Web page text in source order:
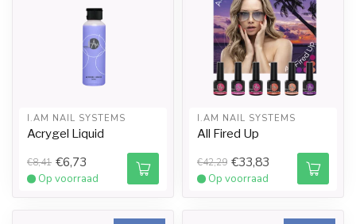
I.AM NAIL SYSTEMS
Acrygel Liquid
€8,41 €6,73
Op voorraad
I.AM NAIL SYSTEMS
All Fired Up
€42,29 €33,83
Op voorraad